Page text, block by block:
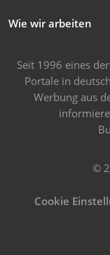
Wie wir arbeiten
Seit 1996 eines
Portale in
Werbung aus
©
Cookie